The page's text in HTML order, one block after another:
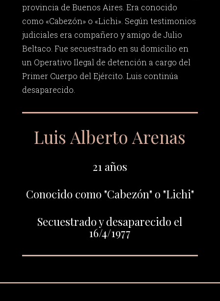
provincia de Buenos Aires. Era conocido
como «Cabezón» o «Lichi». Según testimonios
judiciales era compañero y amigo de Julio
Beltaco. Fue secuestrado en su domicilio en
un Operativo Ilegal de detención a cargo del
Primer Cuerpo del Ejército. Luis continúa
desaparecido.
Luis Alberto Arenas
21 años
Conocido como "Cabezón" o "Lichi"
Secuestrado y desaparecido el
16/4/1977